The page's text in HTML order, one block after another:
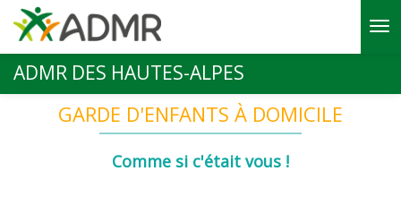
Aller au contenu principal
ADMR DES HAUTES-ALPES
GARDE D'ENFANTS À DOMICILE
Comme si c'était vous !